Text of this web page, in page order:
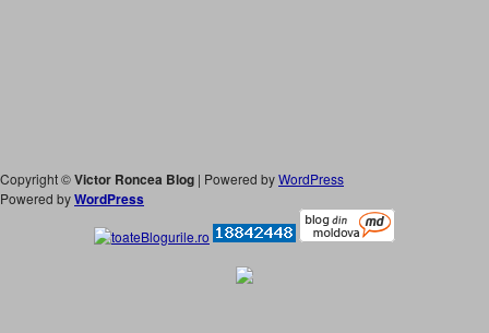
Copyright ©Victor Roncea Blog | Powered byWordPress
Powered byWordPress